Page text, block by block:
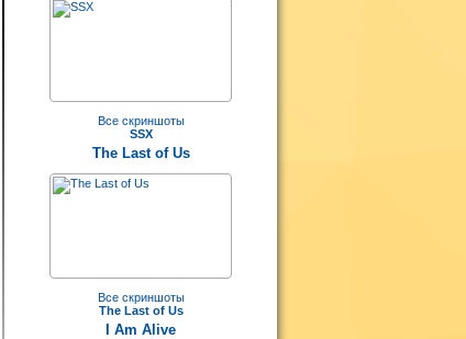
Все скриншоты
SSX
The Last of Us
Все скриншоты
The Last of Us
I Am Alive